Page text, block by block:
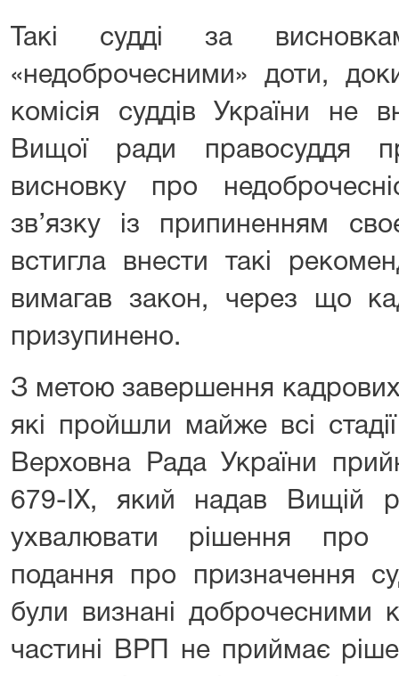
Такі судді за
«недоброчесними» доти,
комісія суддів України не
Вищої ради правосуддя
висновку про
зв’язку із припиненням
встигла внести такі
вимагав закон, через що
призупинено.
З метою завершення
які пройшли майже всі
Верховна Рада України
679-IX, який надав Вищій
ухвалювати рішення про
подання про призначення
були визнані доброчесними
частині ВРП не приймає